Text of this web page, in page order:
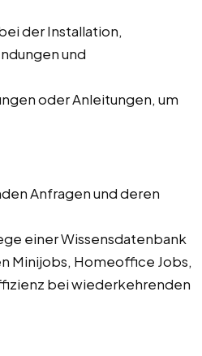
der Installation,
und
oder Anleitungen, um
Anfragen und deren
einer Wissensdatenbank
Minijobs, Homeoffice Jobs,
bei wiederkehrenden